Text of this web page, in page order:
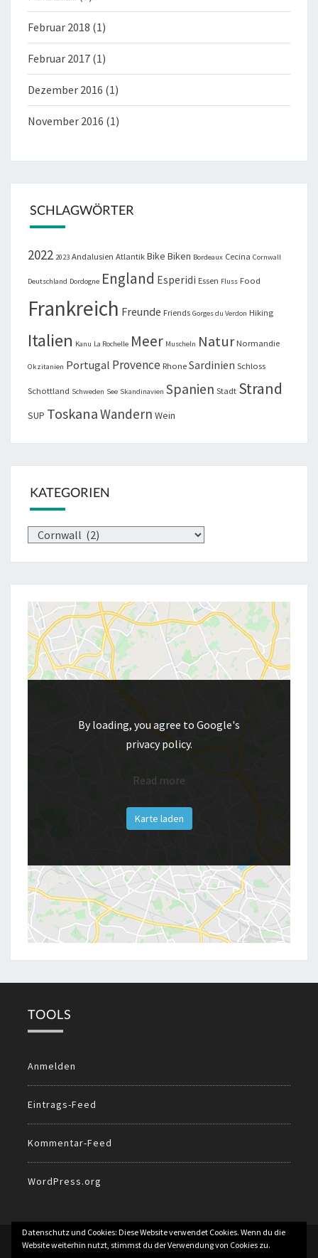
Februar 2018 (1)
Februar 2017 (1)
Dezember 2016 (1)
November 2016 (1)
SCHLAGWÖRTER
2022 2023 Andalusien Atlantik Bike Biken Bordeaux Cecina Cornwall
Deutschland Dordogne England Esperidi Essen Fluss Food
Frankreich Freunde Friends Gorges du Verdon Hiking
Italien Kanu La Rochelle Meer Muscheln Natur Normandie
Okzitanien Portugal Provence Rhone Sardinien Schloss
Schottland Schweden See Skandinavien Spanien Stadt Strand
SUP ToskanaWandern Wein
KATEGORIEN
Kategorien
By loading, you agree to Google's
privacy policy.
Read more
Karte laden
TOOLS
Anmelden
Eintrags-Feed
Kommentar-Feed
WordPress.org
© 2026 All Rights Reserved.
Datenschutz und Cookies: Diese Website verwendet Cookies. Wenn du die
Website weiterhin nutzt, stimmst du der Verwendung von Cookies zu.